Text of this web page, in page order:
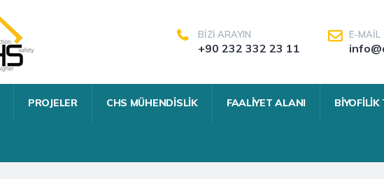
BIZI ARAYIN
+90 232 332 23 11
E-MAIL
PROJELER CHS MÜHENDISLIK FAALIYET ALANI